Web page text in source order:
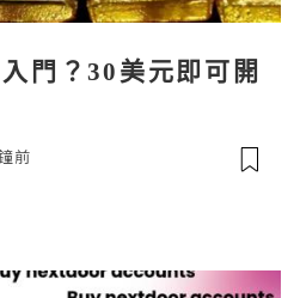
門？30美元即可開
前